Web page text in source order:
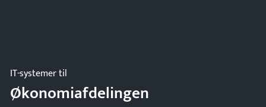
IT-systemer til
Økonomiafdelingen